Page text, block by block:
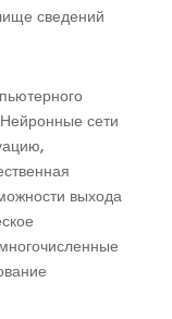
сведений
сети
выхода